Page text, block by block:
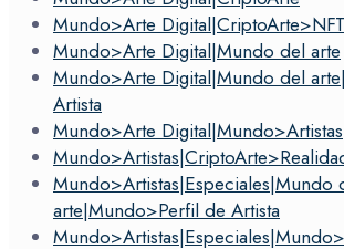
Mundo>Arte Digital|CriptoArte>NFT
Mundo>Arte Digital|Mundo del arte
Mundo>Arte Digital|Mundo del
Artista
Mundo>Arte
Mundo>Artistas|Especiales|Mundo
arte|Mundo>Perfil de Artista